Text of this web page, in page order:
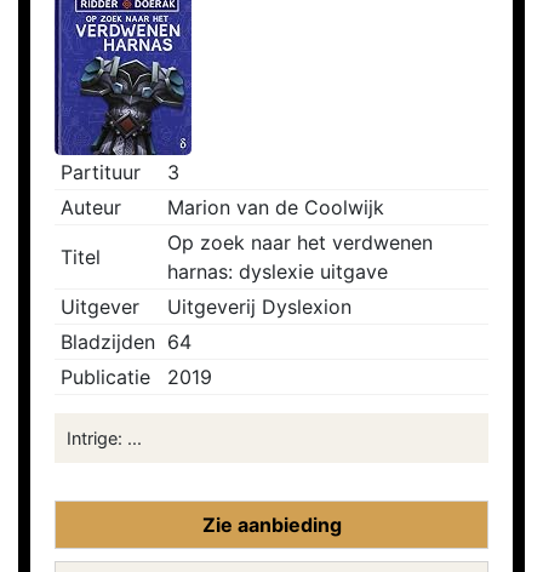
Partituur
3
Auteur
Marion van de Coolwijk
Titel
Op zoek naar het verdwenen
harnas: dyslexie uitgave
Uitgever
Uitgeverij Dyslexion
Bladzijden 64
Publicatie
2019
Intrige: ...
Zie aanbieding